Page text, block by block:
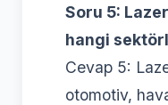
Soru 5:
hangi
Cevap 5:
otomotiv,